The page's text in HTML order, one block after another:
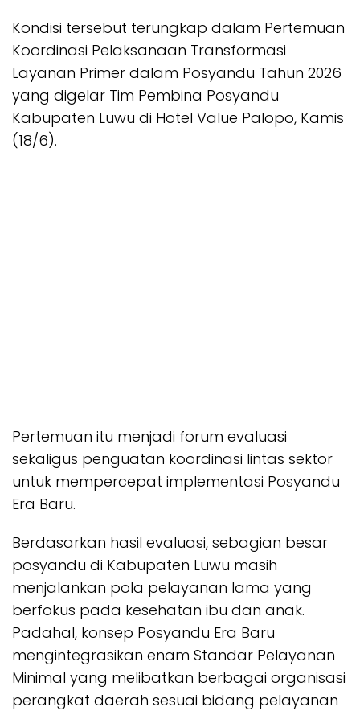
Kondisi tersebut terungkap dalam Pertemuan
Koordinasi Pelaksanaan Transformasi
Layanan Primer dalam Posyandu Tahun 2026
yang digelar Tim Pembina Posyandu
Kabupaten Luwu di Hotel Value Palopo, Kamis
(18/6).
Pertemuan itu menjadi forum evaluasi
sekaligus penguatan koordinasi lintas sektor
untuk mempercepat implementasi Posyandu
Era Baru.
Berdasarkan hasil evaluasi, sebagian besar
posyandu di Kabupaten Luwu masih
menjalankan pola pelayanan lama yang
berfokus pada kesehatan ibu dan anak.
Padahal, konsep Posyandu Era Baru
mengintegrasikan enam Standar Pelayanan
Minimal yang melibatkan berbagai organisasi
perangkat daerah sesuai bidang pelayanan